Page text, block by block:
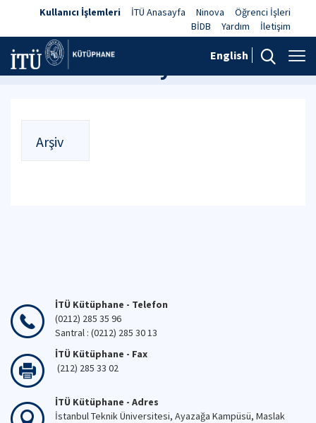
Kullanıcı İşlemleri İTÜ Anasayfa Ninova
Öğrenci İşleri
BİDB
Yardım İletişim
English
Haberler ve Duyurular
Arşiv
İTÜ Kütüphane - Telefon
(0212) 285 35 96
Santral : (0212) 285 30 13
İTÜ Kütüphane - Fax
(212) 285 33 02
İTÜ Kütüphane - Adres
İstanbul Teknik Üniversitesi, Ayazağa Kampüsü, Maslak